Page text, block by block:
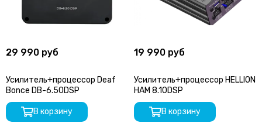
29 990 руб
Усилитель+процессор Deaf
Bonce DB-6.50DSP
В корзину
19 990 руб
Усилитель+процессор HELLION
HAM 8.10DSP
В корзину